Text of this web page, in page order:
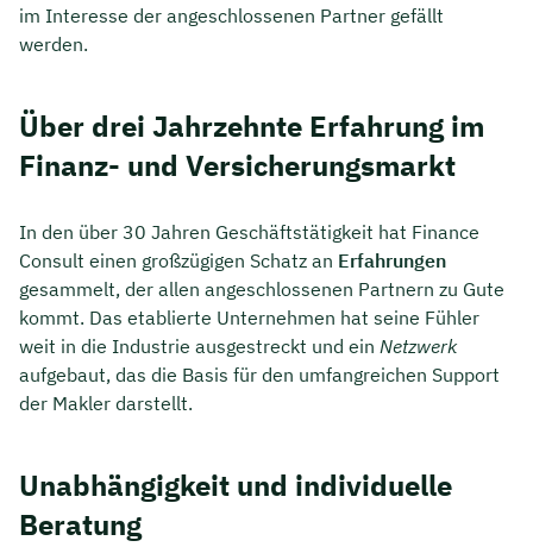
im Interesse der angeschlossenen Partner gefällt
werden.
Über drei Jahrzehnte Erfahrung im
Finanz- und Versicherungsmarkt
In den über 30 Jahren Geschäftstätigkeit hat Finance
Consult einen großzügigen Schatz an Erfahrungen
gesammelt, der allen angeschlossenen Partnern zu Gute
kommt. Das etablierte Unternehmen hat seine Fühler
weit in die Industrie ausgestreckt und ein Netzwerk
aufgebaut, das die Basis für den umfangreichen Support
der Makler darstellt.
Unabhängigkeit und individuelle
Beratung